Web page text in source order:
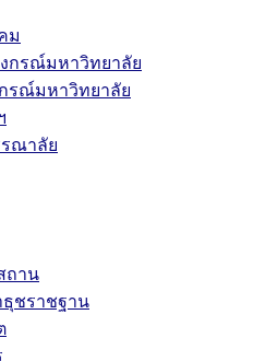
ม
กรณ์มหาวิทยาลัย
รณ์มหาวิทยาลัย
ณาลัย
าน
ชราชฐาน